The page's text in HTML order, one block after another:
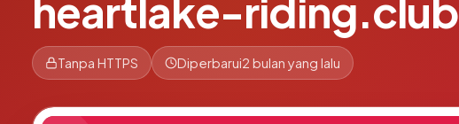
heartlake-riding.club
Tanpa HTTPS Diperbarui2 bulan yang lalu